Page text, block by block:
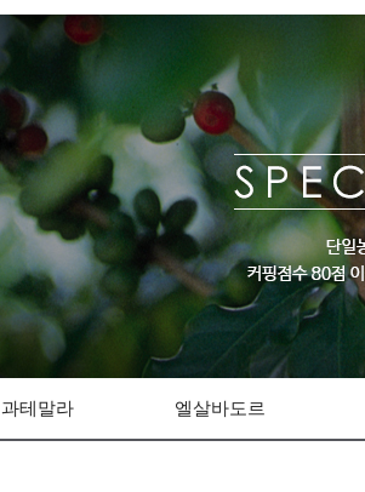
과테말라 엘살바도르